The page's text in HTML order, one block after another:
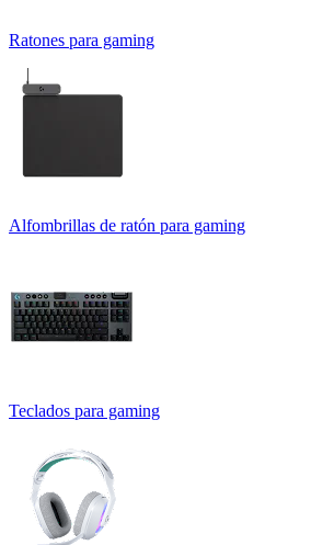
Ratones para gaming
Alfombrillas de ratón para gaming
Teclados para gaming